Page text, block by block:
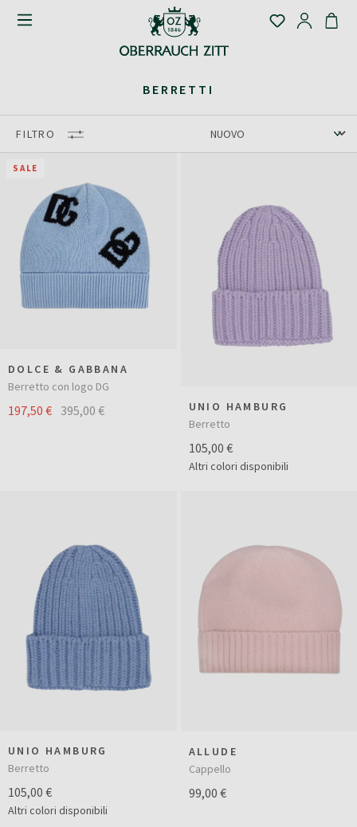
BERRETTI
FILTRO
SALE
DOLCE & GABBANA
Berretto con logo DG
197,50 € 395,00 €
UNIO HAMBURG
Berretto
105,00 €
Altri colori disponibili
UNIO HAMBURG
Berretto
105,00 €
Altri colori disponibili
ALLUDE
Cappello
99,00 €